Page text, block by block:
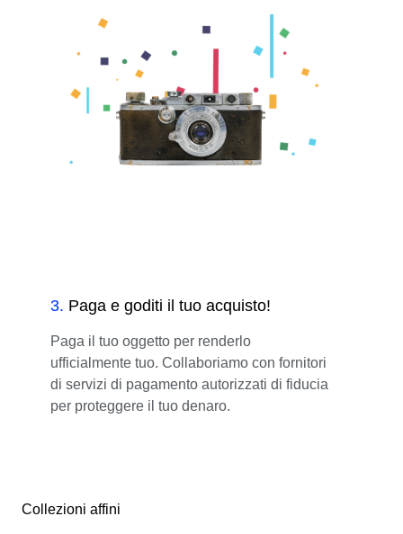
3. Paga e goditi il tuo acquisto!
Paga il tuo oggetto per renderlo
ufficialmente tuo. Collaboriamo con fornitori
di servizi di pagamento autorizzati di fiducia
per proteggere il tuo denaro.
Collezioni affini